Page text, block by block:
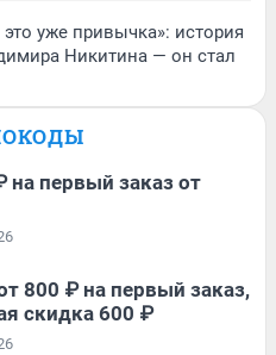
уже привычка»: история
Никитина — он стал
на первый заказ от
800 ₽ на первый заказ,
скидка 600 ₽